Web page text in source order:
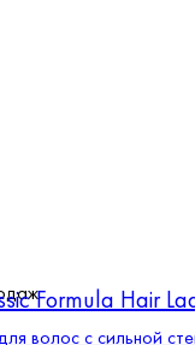
Formula Hair
волос с сильной